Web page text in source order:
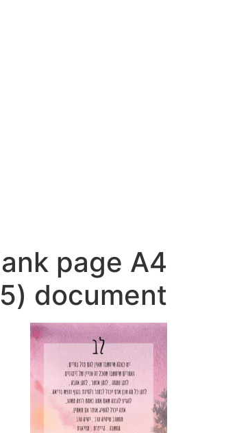
page A4
document (10 × 15 סמ) – 4